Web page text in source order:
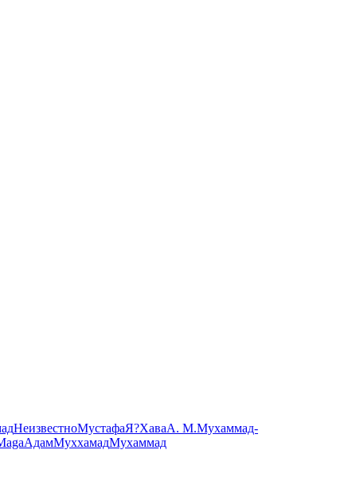
НеизвестноМустафаЯ?ХаваА. М.Мухаммад-
АдамМуххамадМухаммад